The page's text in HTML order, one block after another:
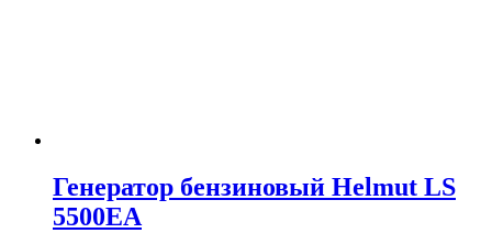
Генератор бензиновый Helmut LS
5500EA